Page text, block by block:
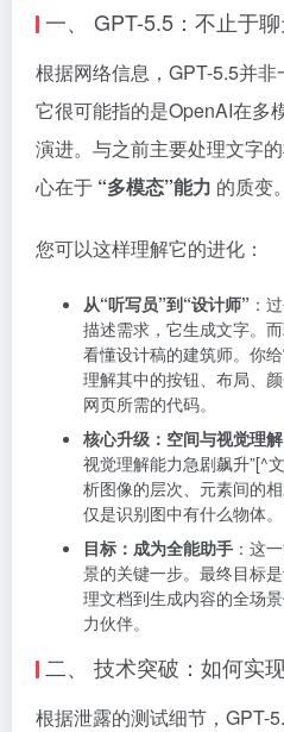
一、 GPT-5.5：不止于
根据网络信息，GPT-5.5并非
它很可能指的是OpenAI在多
演进。与之前主要处理文字
心在于 “多模态”能力 的质变。
您可以这样理解它的进化：
从“听写员”到“设计师” ：
描述需求，它生成文字。
看懂设计稿的建筑师。你
理解其中的按钮、布局、
网页所需的代码。
核心升级：空间与视觉理解
视觉理解能力急剧飙升”[^
析图像的层次、元素间的
仅是识别图中有什么物体。
目标：成为全能助手 ：这
景的关键一步。最终目标
理文档到生成内容的全场
力伙伴。
二、 技术突破：如何实
根据泄露的测试细节，GPT-